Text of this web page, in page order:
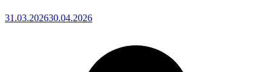
31.03.202630.04.2026